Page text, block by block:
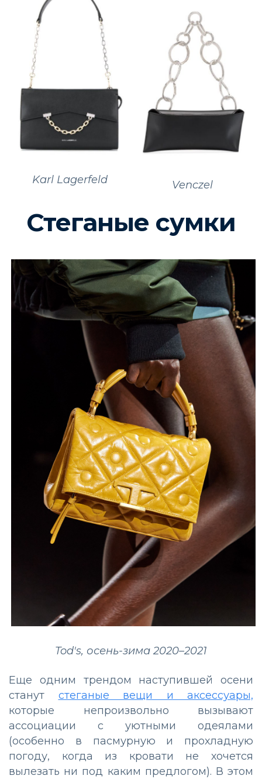
Karl Lagerfeld Venczel
Стеганые сумки
Tod's, осень-зима 2020–2021
Еще одним трендом наступившей осени
станут стеганые вещи и аксессуары,
которые непроизвольно вызывают
ассоциации с уютными одеялами
(особенно в пасмурную и прохладную
погоду, когда из кровати не хочется
вылезать ни под каким предлогом). В этом